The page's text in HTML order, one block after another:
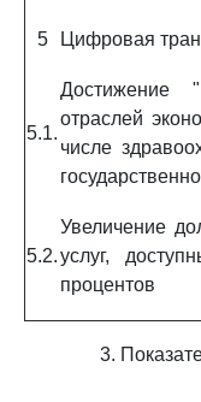
5 Цифровая
5.1.
Достижение
отраслей
числе
5.2.
Увеличение
услуг,
процентов
3.